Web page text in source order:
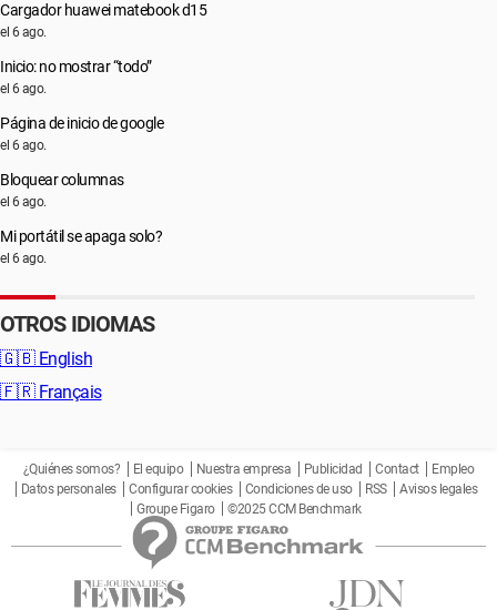
Cargador huawei matebook d15
el 6 ago.
Inicio: no mostrar “todo”
el 6 ago.
Página de inicio de google
el 6 ago.
Bloquear columnas
el 6 ago.
Mi portátil se apaga solo?
el 6 ago.
OTROS IDIOMAS
🇬🇧 English
🇫🇷 Français
¿Quiénes somos? El equipo Nuestra empresa Publicidad Contact
Empleo
Datos personales
Configurar cookies Condiciones de uso RSS
Avisos legales
Groupe Figaro
©2025 CCM Benchmark